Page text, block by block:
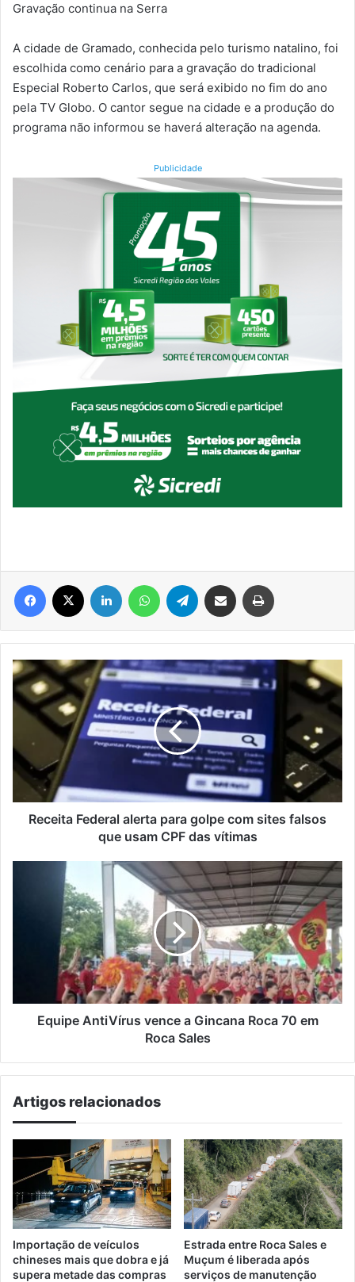
Gravação continua na Serra
A cidade de Gramado, conhecida pelo turismo natalino, foi
escolhida como cenário para a gravação do tradicional
Especial Roberto Carlos, que será exibido no fim do ano
pela TV Globo. O cantor segue na cidade e a produção do
programa não informou se haverá alteração na agenda.
Publicidade
Facebook Linkedin WhatsAppTelegram Compartilhar via e-mail
Receita
Federal
alerta
para
com
sites
falsos
que
usamReceita Federal alerta para golpe com sites falsos
que usam CPF das vítimas
Roca
Equipe AntiVírus vence a Gincana Roca 70 em
Roca Sales
Artigos relacionados
Importação de veículos
chineses mais que dobra e já
supera metade das compras
Estrada entre Roca Sales e
Muçum é liberada após
serviços de manutenção